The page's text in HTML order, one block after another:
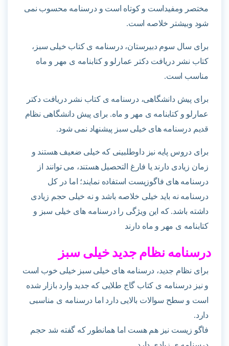
مختصر ومفیداست و کوتاه است و درسنامه محسوب نمی
شود وبیشتر خلاصه است.
برای سال سوم دبیرستان، درسنامه ی کتاب خیلی سبز،
کتاب نشر دریافت دکتر عمارلو و کتابنامه ی مهر و ماه
مناسب است.
برای پیش دانشگاهی، درسنامه ی کتاب نشر دریافت دکتر
عمارلو و کتابنامه ی مهر و ماه. برای پیش دانشگاهی نظام
قدیم درسنامه های خیلی سبز پیشنهاد نمی شود.
برای دروس پایه نیز داوطلبینی که خیلی ضعیف هستند و
زمان زیادی دارند یا فارغ التحصیل هستند، می توانند از
درسنامه های فاگوزیست استفاده نمایند؛ اما در کل
درسنامه نه باید خیلی خلاصه باشد و نه خیلی حجم زیادی
داشته باشد. که این ویژگی را درسنامه های خیلی سبز و
کتابنامه ی مهر و ماه دارند
درسنامه نظام جدید خیلی سبز
برای نظام جدید، درسنامه های خیلی سبز خیلی خوب است
و نیز درسنامه ی کتاب گاج طلایی که جدید وارد بازار شده
است و سطح سوالات بالایی دارد اما درسنامه ی مناسبی
دارد.
فاگو زیست نیز هم هست اما همانطور که گفته شد حجم